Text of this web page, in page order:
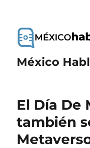
México
El Día De
también